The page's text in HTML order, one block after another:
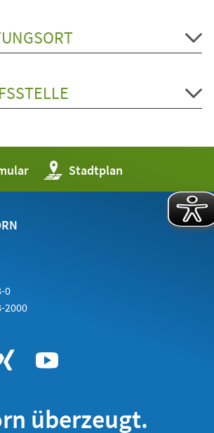
Stadtplan
(Öffnet
in
einem
0
2000
überzeugt.